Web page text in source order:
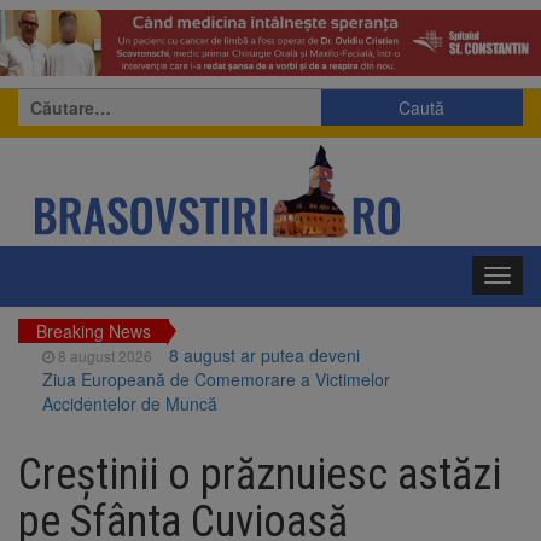
Caută
după:
Breaking News
8 august 2026
8 august ar putea deveni
Ziua Europeană de Comemorare a Victimelor
Accidentelor de Muncă
fostului complex Duplex 91, de lângă Piața
Star
8 august 2026
Ungaria renunță la apelul
pentru reducerea consumului de energie.
Creștinii o prăznuiesc astăzi
pe Sfânta Cuvioasă